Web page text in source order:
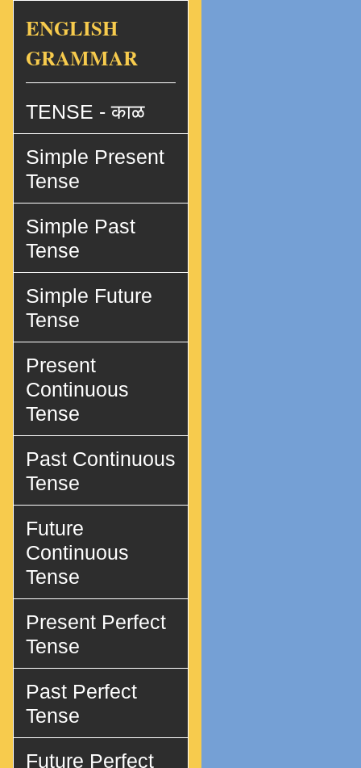
ENGLISH
GRAMMAR
TENSE - काळ
Simple Present
Tense
Simple Past
Tense
Simple Future
Tense
Present
Continuous
Tense
Past Continuous
Tense
Future
Continuous
Tense
Present Perfect
Tense
Past Perfect
Tense
Future Perfect